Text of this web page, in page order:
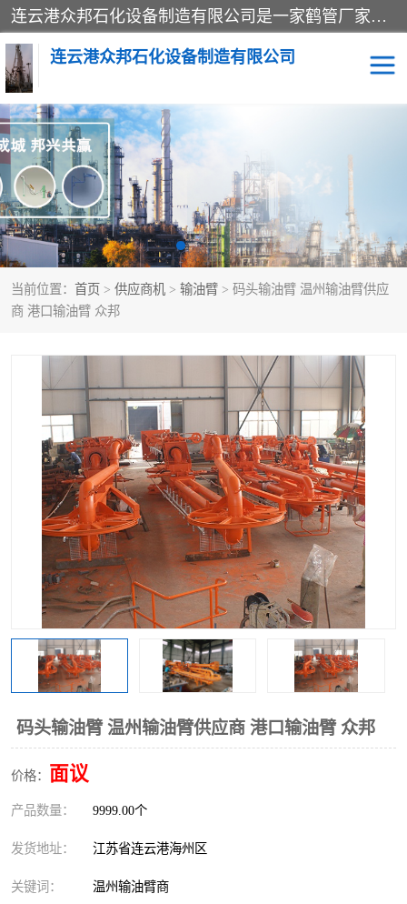
连云港众邦石化设备制造有限公司是一家鹤管厂家主营：鹤管、装车鹤管等，是致力于石油、石化等流体装卸设备(主要产品如鹤管、输油臂、脱缆钩等)的咨询、设计、制造、检测、安装指导、系统调试、维修维护等业务的公司。
连云港众邦石化设备制造有限公司
当前位置： 首页 > 供应商机 > 输油臂 > 码头输油臂 温州输油臂供应
商 港口输油臂 众邦
码头输油臂 温州输油臂供应商 港口输油臂 众邦
价格： 面议
产品数量： 9999.00个
发货地址： 江苏省连云港海州区
关键词： 温州输油臂商
鹤管 顶部装卸鹤管
底部装卸鹤管 LNG低温鹤管
液氨鹤管 液化气鹤管
鹤管配件 活动梯栈台
撬装系统设备 装车鹤管